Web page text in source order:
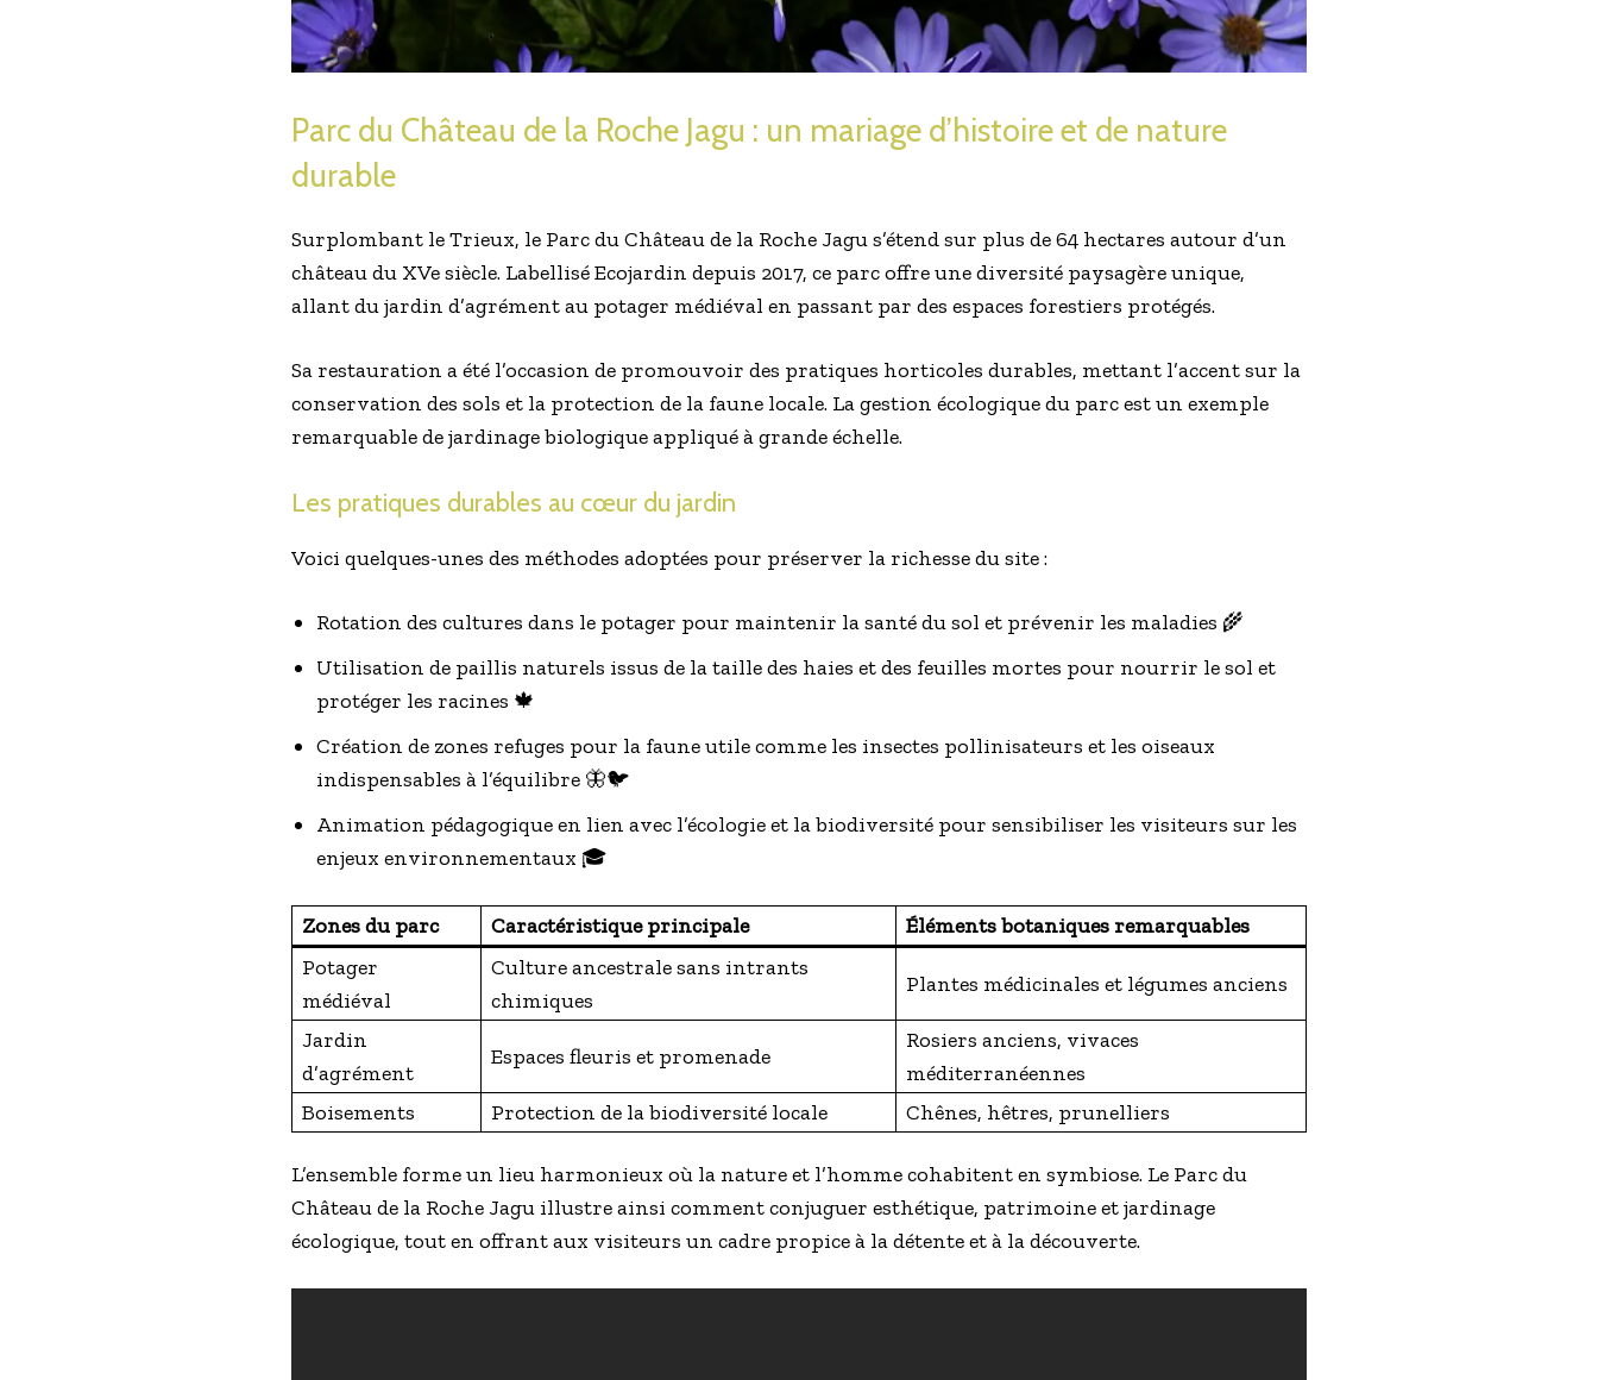
Parc du Château de la Roche Jagu : un mariage d’histoire et de nature
durable
Surplombant le Trieux, le Parc du Château de la Roche Jagu s’étend sur plus de 64 hectares autour d’un
château du XVe siècle. Labellisé Ecojardin depuis 2017, ce parc offre une diversité paysagère unique,
allant du jardin d’agrément au potager médiéval en passant par des espaces forestiers protégés.
Sa restauration a été l’occasion de promouvoir des pratiques horticoles durables, mettant l’accent sur la
conservation des sols et la protection de la faune locale. La gestion écologique du parc est un exemple
remarquable de jardinage biologique appliqué à grande échelle.
Les pratiques durables au cœur du jardin
Voici quelques-unes des méthodes adoptées pour préserver la richesse du site :
Rotation des cultures dans le potager pour maintenir la santé du sol et prévenir les maladies 🌾
Utilisation de paillis naturels issus de la taille des haies et des feuilles mortes pour nourrir le sol et
protéger les racines 🍁
Création de zones refuges pour la faune utile comme les insectes pollinisateurs et les oiseaux
indispensables à l’équilibre 🦋🐦
Animation pédagogique en lien avec l’écologie et la biodiversité pour sensibiliser les visiteurs sur les
enjeux environnementaux 🎓
Zones du parc Caractéristique principale
Éléments botaniques remarquables
Potager
médiéval
Culture ancestrale sans intrants
chimiques
Plantes médicinales et légumes anciens
Jardin
d’agrément
Espaces fleuris et promenade
Rosiers anciens, vivaces
méditerranéennes
Boisements
Protection de la biodiversité locale Chênes, hêtres, prunelliers
L’ensemble forme un lieu harmonieux où la nature et l’homme cohabitent en symbiose. Le Parc du
Château de la Roche Jagu illustre ainsi comment conjuguer esthétique, patrimoine et jardinage
écologique, tout en offrant aux visiteurs un cadre propice à la détente et à la découverte.